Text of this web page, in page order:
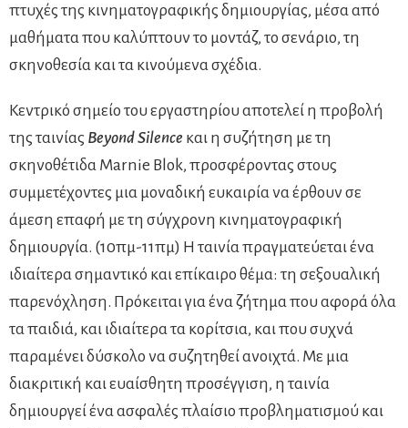
πτυχές της κινηματογραφικής δημιουργίας, μέσα από
μαθήματα που καλύπτουν το μοντάζ, το σενάριο, τη
σκηνοθεσία και τα κινούμενα σχέδια.
Κεντρικό σημείο του εργαστηρίου αποτελεί η προβολή
της ταινίας BeyondSilence και η συζήτηση με τη
σκηνοθέτιδα Marnie Blok, προσφέροντας στους
συμμετέχοντες μια μοναδική ευκαιρία να έρθουν σε
άμεση επαφή με τη σύγχρονη κινηματογραφική
δημιουργία. (10πμ-11πμ) Η ταινία πραγματεύεται ένα
ιδιαίτερα σημαντικό και επίκαιρο θέμα: τη σεξουαλική
παρενόχληση. Πρόκειται για ένα ζήτημα που αφορά όλα
τα παιδιά, και ιδιαίτερα τα κορίτσια, και που συχνά
παραμένει δύσκολο να συζητηθεί ανοιχτά. Με μια
διακριτική και ευαίσθητη προσέγγιση, η ταινία
δημιουργεί ένα ασφαλές πλαίσιο προβληματισμού και